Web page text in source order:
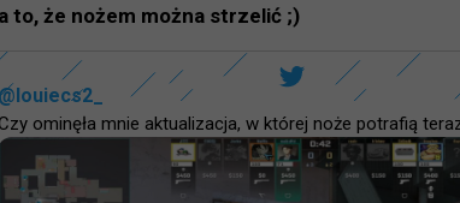
to, że nożem można strzelić ;)
@louiecs2_
ominęła mnie aktualizacja, w której noże potrafią